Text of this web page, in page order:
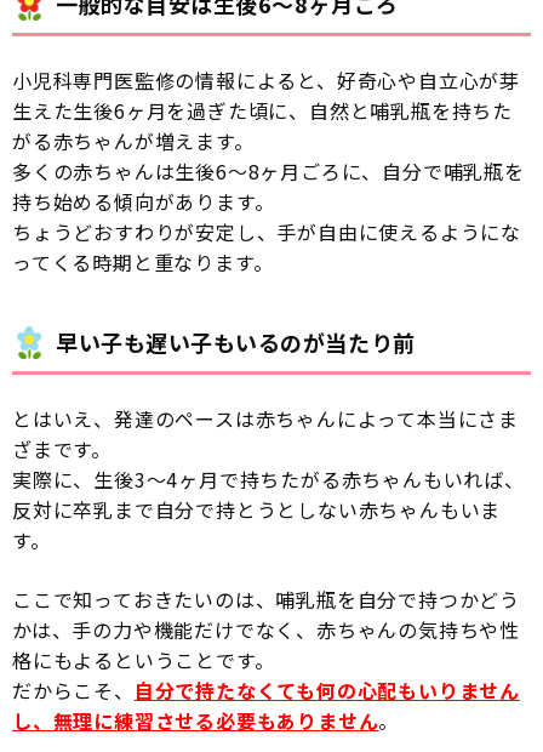
小児科専門医監修の情報によると、好奇心や自立心が芽
生えた生後6ヶ月を過ぎた頃に、自然と哺乳瓶を持ちた
がる赤ちゃんが増えます。
多くの赤ちゃんは生後6〜8ヶ月ごろに、自分で哺乳瓶を
持ち始める傾向があります。
ちょうどおすわりが安定し、手が自由に使えるようにな
ってくる時期と重なります。
早い子も遅い子もいるのが当たり前
とはいえ、発達のペースは赤ちゃんによって本当にさま
ざまです。
実際に、生後3〜4ヶ月で持ちたがる赤ちゃんもいれば、
反対に卒乳まで自分で持とうとしない赤ちゃんもいま
す。
ここで知っておきたいのは、哺乳瓶を自分で持つかどう
かは、手の力や機能だけでなく、赤ちゃんの気持ちや性
格にもよるということです。
だからこそ、 自分で持たなくても何の心配もいりません
し、無理に練習させる必要もありません。